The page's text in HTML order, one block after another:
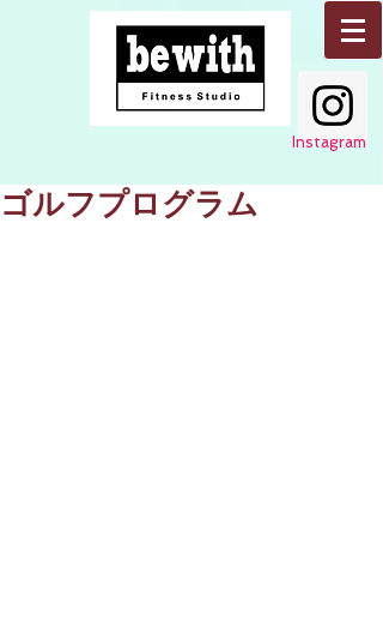
Instagram
ゴルフプログラム